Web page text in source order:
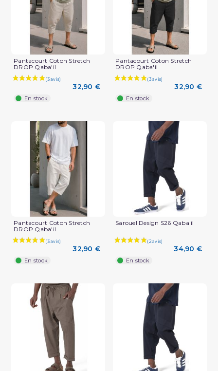
Pantacourt Coton Stretch
DROP Qaba'il
32,90 €
En stock
Pantacourt Coton Stretch
DROP Qaba'il
32,90 €
En stock
Pantacourt Coton Stretch
DROP Qaba'il
32,90 €
En stock
Sarouel Design S26 Qaba'il
34,90 €
En stock